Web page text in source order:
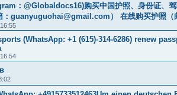
：@Globaldocs16)购买中国护照、身份证、
guanyuguohai@gmail.com ） 在线购买护照
(WhatsApp: +1 (615)-314-6286) renew